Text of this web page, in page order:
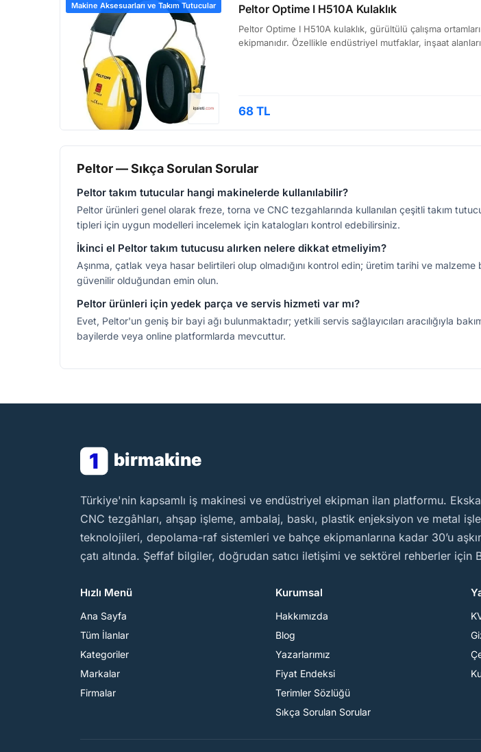
Makine Aksesuarları ve Takım Tutucular Peltor Optime I H510A Kulaklık
Peltor Optime I H510A kulaklık, gürültülü çalışma
ekipmanıdır. Özellikle endüstriyel mutfaklar, inşaat
68 TL
Peltor — Sıkça Sorulan Sorular
Peltor takım tutucular hangi makinelerde kullanılabilir?
Peltor ürünleri genel olarak freze, torna ve CNC tezgahlarında kullanılan çeşitli takım
tipleri için uygun modelleri incelemek için katalogları kontrol edebilirsiniz.
İkinci el Peltor takım tutucusu alırken nelere dikkat etmeliyim?
Aşınma, çatlak veya hasar belirtileri olup olmadığını kontrol edin; üretim tarihi ve malzeme
güvenilir olduğundan emin olun.
Peltor ürünleri için yedek parça ve servis hizmeti var mı?
Evet, Peltor'un geniş bir bayi ağı bulunmaktadır; yetkili servis sağlayıcıları aracılığıyla
bayilerde veya online platformlarda mevcuttur.
1 birmakine
BirMakine
Türkiye'nin kapsamlı iş makinesi ve endüstriyel ekipman ilan platformu.
CNC tezgâhları, ahşap işleme, ambalaj, baskı, plastik enjeksiyon ve metal
teknolojileri, depolama-raf sistemleri ve bahçe ekipmanlarına kadar 30’u
çatı altında. Şeffaf bilgiler, doğrudan satıcı iletişimi ve sektörel rehberler için
Hızlı Menü
Ana Sayfa
Tüm İlanlar
Kategoriler
Markalar
Firmalar
Kurumsal
Hakkımızda
Blog
Yazarlarımız
Fiyat Endeksi
Terimler Sözlüğü
Sıkça Sorulan Sorular